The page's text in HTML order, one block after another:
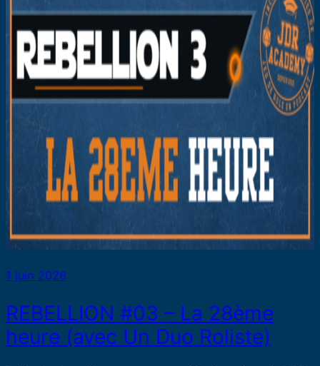
1 juin 2026
REBELLION #03 – La 28ème
heure (avec Un Duo Roliste)